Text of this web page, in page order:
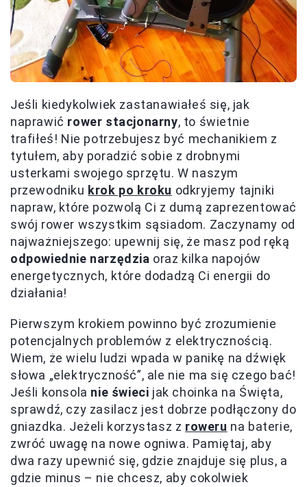
Jeśli kiedykolwiek zastanawiałeś się, jak
naprawić rower stacjonarny, to świetnie
trafiłeś! Nie potrzebujesz być mechanikiem z
tytułem, aby poradzić sobie z drobnymi
usterkami swojego sprzętu. W naszym
przewodniku krok po kroku odkryjemy tajniki
napraw, które pozwolą Ci z dumą zaprezentować
swój rower wszystkim sąsiadom. Zaczynamy od
najważniejszego: upewnij się, że masz pod ręką
odpowiednie narzędzia oraz kilka napojów
energetycznych, które dodadzą Ci energii do
działania!
Pierwszym krokiem powinno być zrozumienie
potencjalnych problemów z elektrycznością.
Wiem, że wielu ludzi wpada w panikę na dźwięk
słowa „elektryczność”, ale nie ma się czego bać!
Jeśli konsola nie świeci jak choinka na Święta,
sprawdź, czy zasilacz jest dobrze podłączony do
gniazdka. Jeżeli korzystasz z roweru na baterie,
zwróć uwagę na nowe ogniwa. Pamiętaj, aby
dwa razy upewnić się, gdzie znajduje się plus, a
gdzie minus – nie chcesz, aby cokolwiek